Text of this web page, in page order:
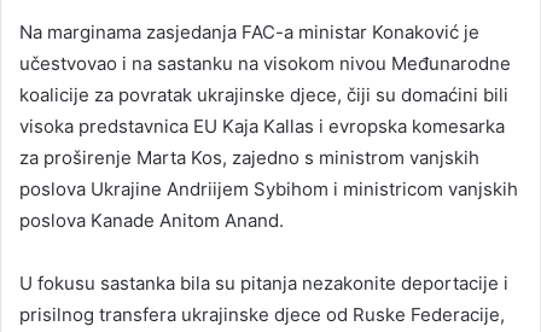
Na marginama zasjedanja FAC-a ministar Konaković je
učestvovao i na sastanku na visokom nivou Međunarodne
koalicije za povratak ukrajinske djece, čiji su domaćini bili
visoka predstavnica EU Kaja Kallas i evropska komesarka
za proširenje Marta Kos, zajedno s ministrom vanjskih
poslova Ukrajine Andriijem Sybihom i ministricom vanjskih
poslova Kanade Anitom Anand.
U fokusu sastanka bila su pitanja nezakonite deportacije i
prisilnog transfera ukrajinske djece od Ruske Federacije,